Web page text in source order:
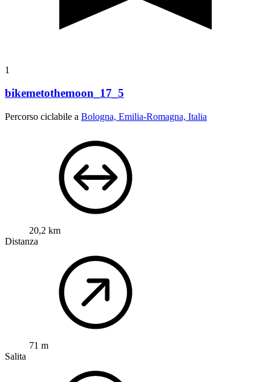
1
bikemetothemoon_17_5
Percorso ciclabile a Bologna, Emilia-Romagna, Italia
20,2 km
Distanza
71 m
Salita